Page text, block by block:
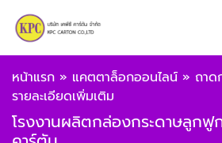
หน้าแรก » แคตตาล็อกออนไลน์ » ถาด
รายละเอียดเพิ่มเติม
โรงงานผลิตกล่องกระดาษลูก